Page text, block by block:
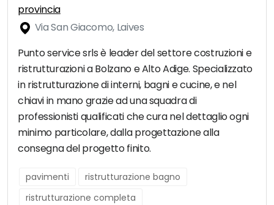
provincia
Via San Giacomo, Laives
Punto service srls è leader del settore costruzioni e
ristrutturazioni a Bolzano e Alto Adige. Specializzato
in ristrutturazione di interni, bagni e cucine, e nel
chiavi in mano grazie ad una squadra di
professionisti qualificati che cura nel dettaglio ogni
minimo particolare, dalla progettazione alla
consegna del progetto finito.
pavimenti
ristrutturazione bagno
ristrutturazione completa